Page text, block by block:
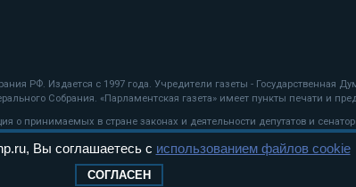
РФ. Издается с 1997 года. Учредители газеты - Государственная
Собрания. «Парламентская газета» имеет пункты печати и
о принимаемых в стране законах и деятельности депутатов и
Вы соглашаетесь с использованием файлов cookie
СОГЛАСЕН